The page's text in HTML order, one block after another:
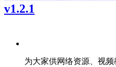
v1.2.1
为大家供网络资源、视